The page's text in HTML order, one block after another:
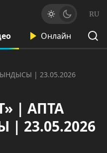
RU
Онлайн
| 23.05.2026
| АПТА
23.05.2026